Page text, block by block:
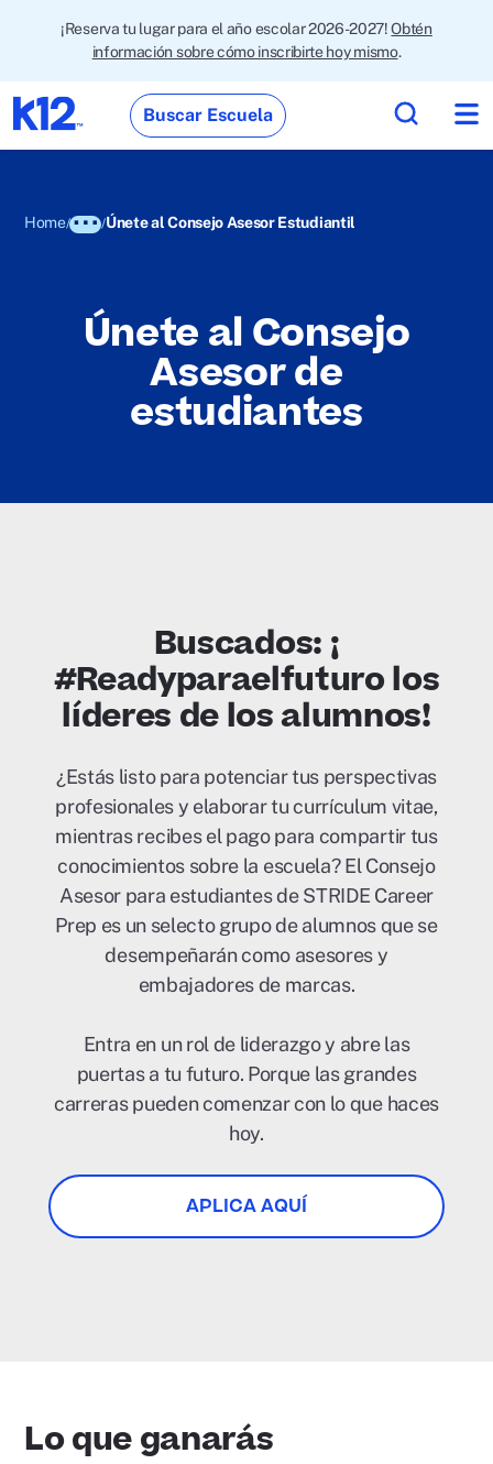
¡Reserva tu lugar para el año escolar 2026-2027!Obtén
información sobre cómo inscribirte hoy mismo.
Buscar Escuela
Home Únete al Consejo Asesor Estudiantil
Únete al Consejo
Asesor de
estudiantes
Buscados: ¡
#Readyparaelfuturo los
líderes de los alumnos!
¿Estás listo para potenciar tus perspectivas
profesionales y elaborar tu currículum vitae,
mientras recibes el pago para compartir tus
conocimientos sobre la escuela? El Consejo
Asesor para estudiantes de STRIDE Career
Prep es un selecto grupo de alumnos que se
desempeñarán como asesores y
embajadores de marcas.
Entra en un rol de liderazgo y abre las
puertas a tu futuro. Porque las grandes
carreras pueden comenzar con lo que haces
hoy.
APLICA AQUÍ
Lo que ganarás